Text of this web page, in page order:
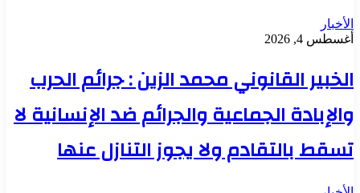
الأخبار
أغسطس 4, 2026
الخبير القانوني محمد الزين : جرائم الحرب
والإبادة الجماعية والجرائم ضد الإنسانية لا
تسقط بالتقادم ولا يجوز التنازل عنها